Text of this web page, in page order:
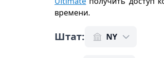
времени.
Штат: NY